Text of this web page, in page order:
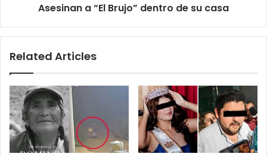
Asesinan a “El Brujo” dentro de su casa
Related Articles